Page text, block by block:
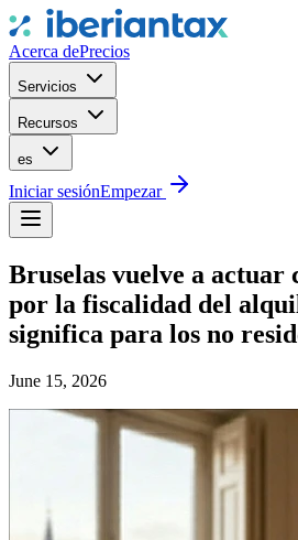
Acerca dePrecios
Servicios
Recursos
es
Iniciar sesiónEmpezar
Bruselas vuelve a actuar
por la fiscalidad del
significa para los no
June 15, 2026